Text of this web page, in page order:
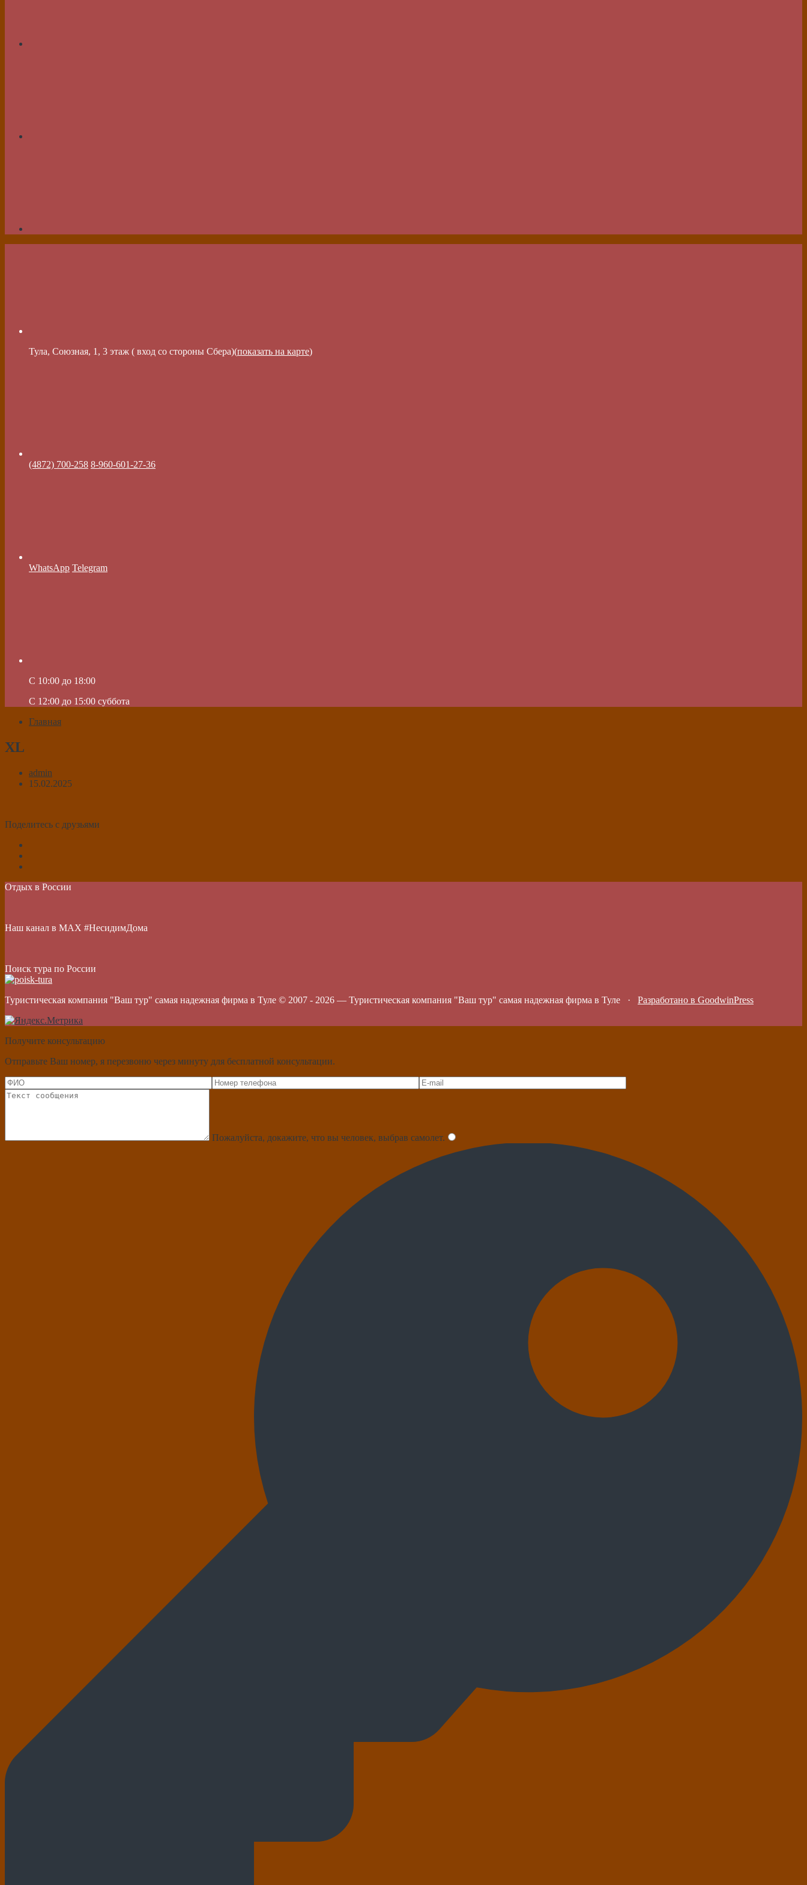
Тула, Союзная, 1, 3 этаж ( вход со стороны Сбера)(показать на карте)
(4872) 700-258 8-960-601-27-36
WhatsApp Telegram
C 10:00 до 18:00
C 12:00 до 15:00 суббота
Главная
XL
admin
15.02.2025
Поделитесь с друзьями
Отдых в России
Наш канал в МАХ #НесидимДома
Поиск тура по России
Туристическая компания "Ваш тур" самая надежная фирма в Туле © 2007 - 2026 — Туристическая компания "Ваш тур" самая надежная фирма в Туле · Разработано в GoodwinPress
Получите консультацию
Отправьте Ваш номер, я перезвоню через минуту для бесплатной консультации.
Пожалуйста, докажите, что вы человек, выбрав самолет.